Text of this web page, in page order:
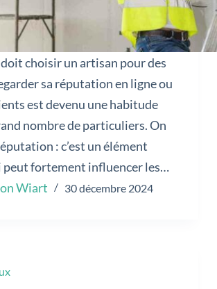
choisir un artisan pour des
sa réputation en ligne ou
est devenu une habitude
nombre de particuliers. On
: c’est un élément
peut fortement influencer les…
Wiart
30 décembre 2024